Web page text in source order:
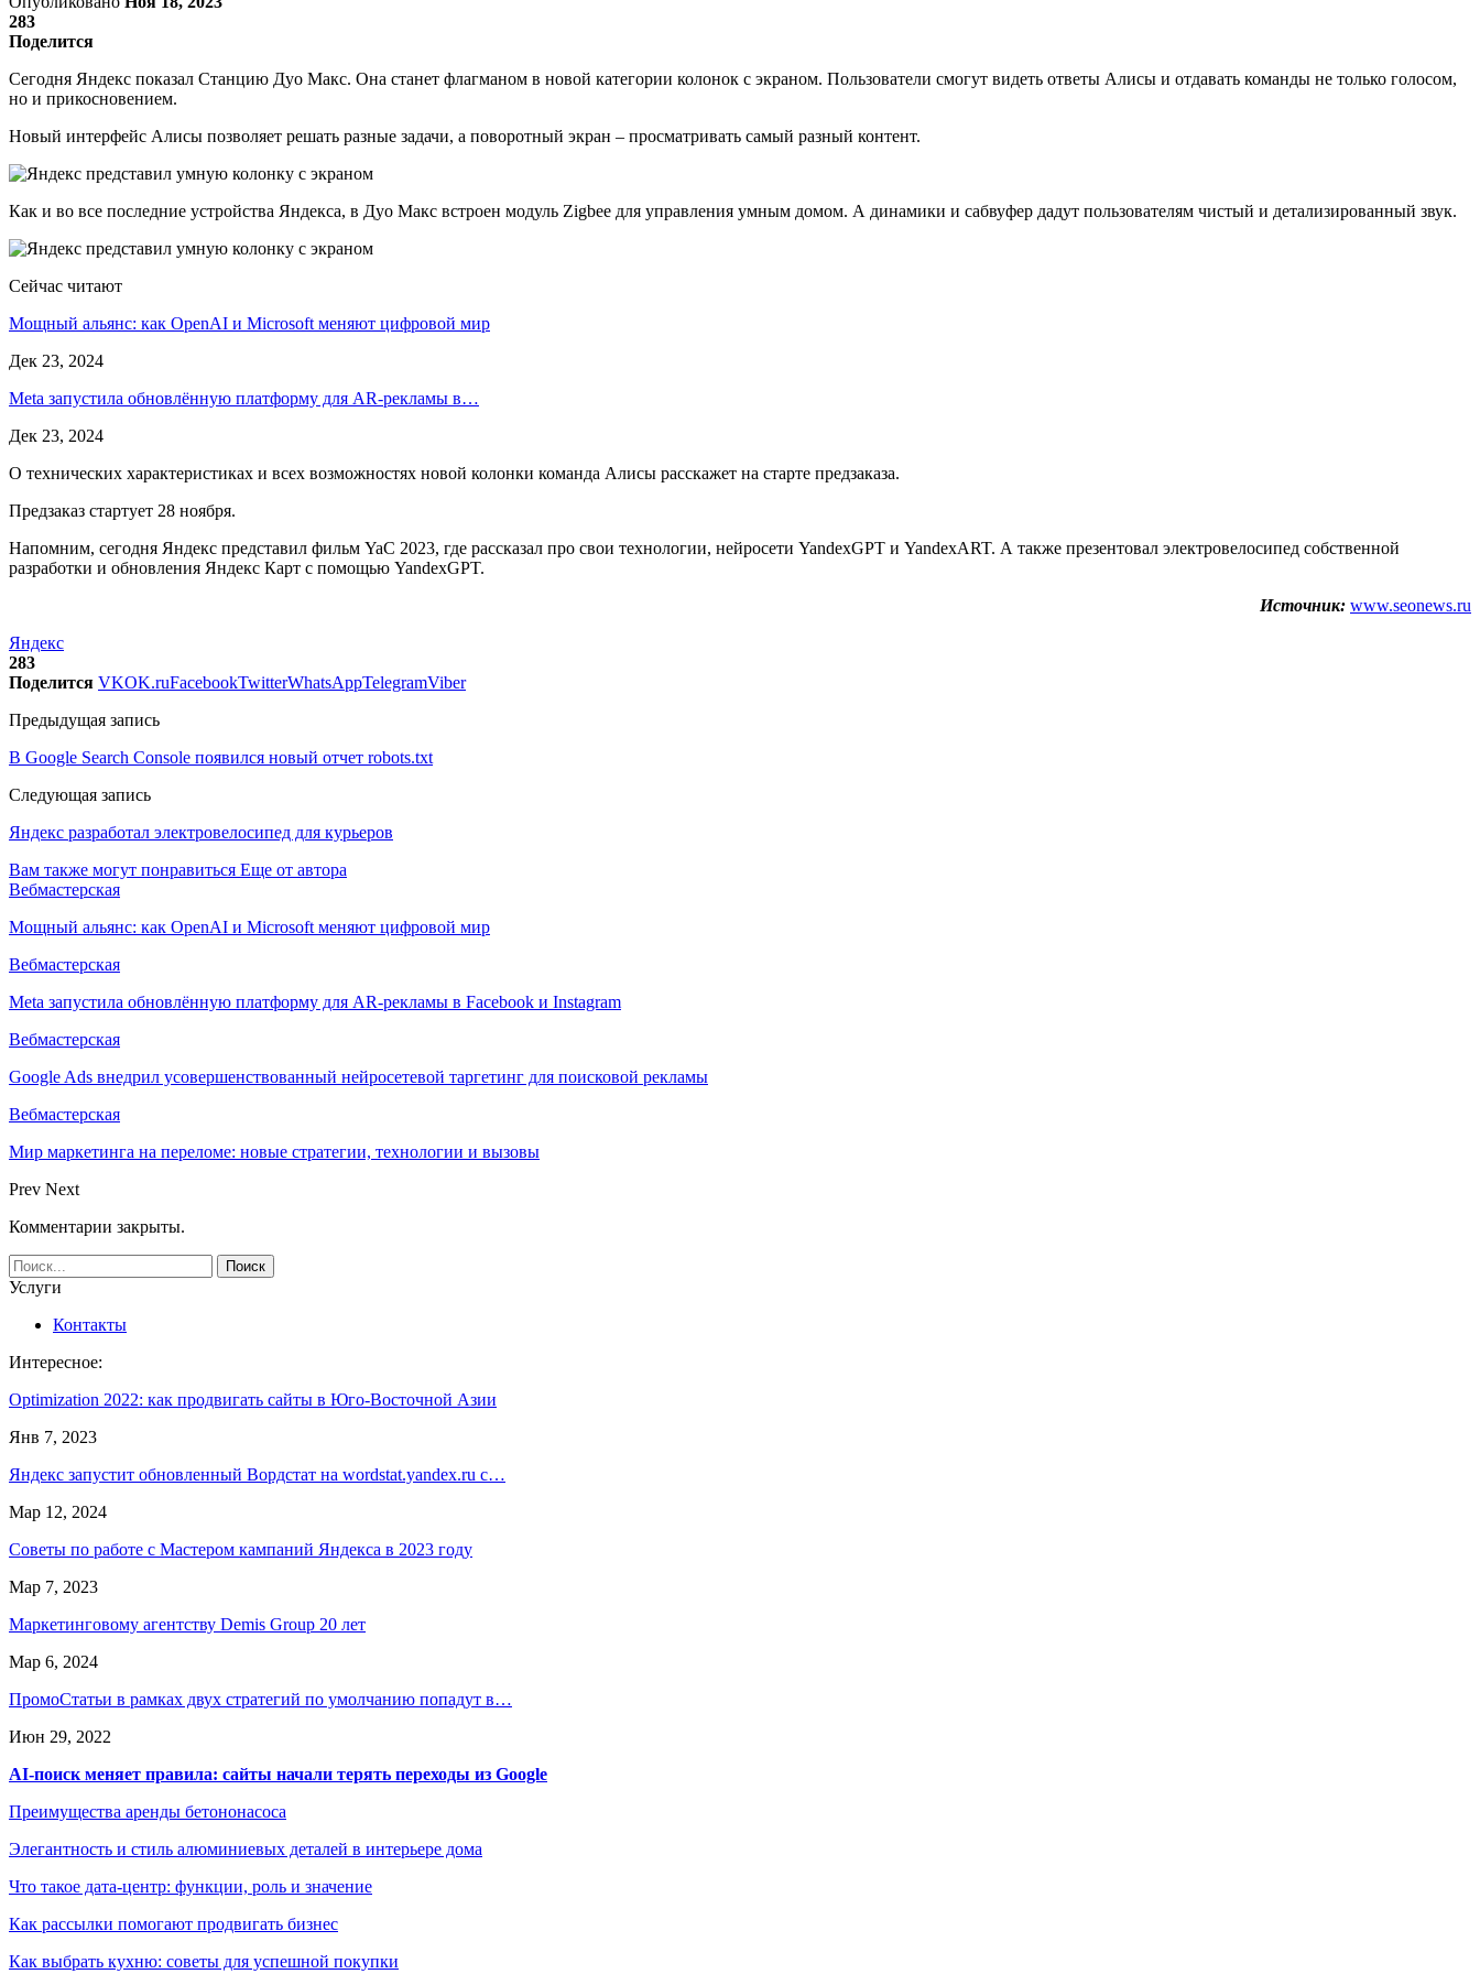
283
Поделится
Сегодня Яндекс показал Станцию Дуо Макс. Она станет флагманом в новой категории колонок с экраном. Пользователи смогут видеть ответы Алисы и отдавать команды не только голосом,
но и прикосновением.
Новый интерфейс Алисы позволяет решать разные задачи, а поворотный экран – просматривать самый разный контент.
Как и во все последние устройства Яндекса, в Дуо Макс встроен модуль Zigbee для управления умным домом. А динамики и сабвуфер дадут пользователям чистый и детализированный звук.
Сейчас читают
Мощный альянс: как OpenAI и Microsoft меняют цифровой мир
Дек 23, 2024
Meta запустила обновлённую платформу для AR-рекламы в…
Дек 23, 2024
О технических характеристиках и всех возможностях новой колонки команда Алисы расскажет на старте предзаказа.
Предзаказ стартует 28 ноября.
Напомним, сегодня Яндекс представил фильм YaC 2023, где рассказал про свои технологии, нейросети YandexGPT и YandexART. А также презентовал электровелосипед собственной
разработки и обновления Яндекс Карт с помощью YandexGPT.
Источник: www.seonews.ru
Яндекс
283
Поделится VKOK.ruFacebookTwitterWhatsAppTelegramViber
Предыдущая запись
В Google Search Console появился новый отчет robots.txt
Следующая запись
Яндекс разработал электровелосипед для курьеров
Вам также могут понравиться Еще от автора
Вебмастерская
Мощный альянс: как OpenAI и Microsoft меняют цифровой мир
Вебмастерская
Meta запустила обновлённую платформу для AR-рекламы в Facebook и Instagram
Вебмастерская
Google Ads внедрил усовершенствованный нейросетевой таргетинг для поисковой рекламы
Вебмастерская
Мир маркетинга на переломе: новые стратегии, технологии и вызовы
Prev Next
Комментарии закрыты.
Услуги
Контакты
Интересное:
Optimization 2022: как продвигать сайты в Юго-Восточной Азии
Янв 7, 2023
Яндекс запустит обновленный Вордстат на wordstat.yandex.ru с…
Мар 12, 2024
Советы по работе с Мастером кампаний Яндекса в 2023 году
Мар 7, 2023
Маркетинговому агентству Demis Group 20 лет
Мар 6, 2024
ПромоСтатьи в рамках двух стратегий по умолчанию попадут в…
Июн 29, 2022
AI-поиск меняет правила: сайты начали терять переходы из Google
Преимущества аренды бетононасоса
Элегантность и стиль алюминиевых деталей в интерьере дома
Что такое дата-центр: функции, роль и значение
Как рассылки помогают продвигать бизнес
Как выбрать кухню: советы для успешной покупки